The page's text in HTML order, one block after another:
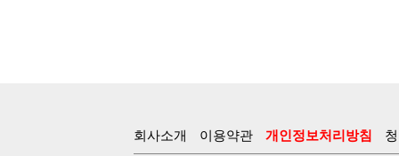
회사소개 이용약관 개인정보처리방침